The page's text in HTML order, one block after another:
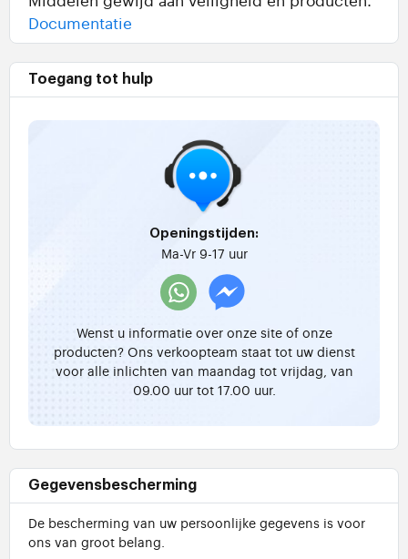
Documentatie
Toegang tot hulp
Openingstijden:
Ma-Vr 9-17 uur
Wenst u informatie over onze site of onze
producten? Ons verkoopteam staat tot uw dienst
voor alle inlichten van maandag tot vrijdag, van
09.00 uur tot 17.00 uur.
Gegevensbescherming
De bescherming van uw persoonlijke gegevens is voor
ons van groot belang.